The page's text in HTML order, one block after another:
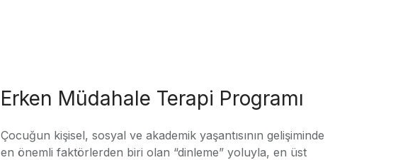
Erken Müdahale Terapi Programı
Çocuğun kişisel, sosyal ve akademik yaşantısının gelişiminde
en önemli faktörlerden biri olan “dinleme” yoluyla, en üst